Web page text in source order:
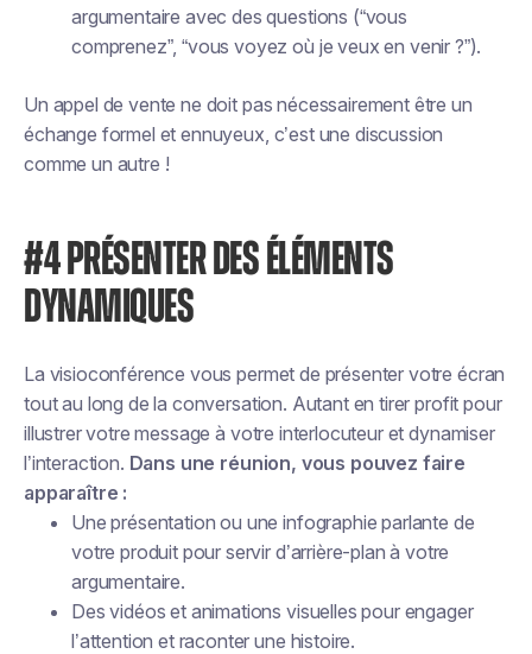
argumentaire avec des questions (“vous
comprenez”, “vous voyez où je veux en venir ?”).
Un appel de vente ne doit pas nécessairement être un
échange formel et ennuyeux, c’est une discussion
comme un autre !
#4 PRÉSENTER DES ÉLÉMENTS
DYNAMIQUES
La visioconférence vous permet de présenter votre écran
tout au long de la conversation. Autant en tirer profit pour
illustrer votre message à votre interlocuteur et dynamiser
l’interaction. Dans une réunion, vous pouvez faire
apparaître :
Une présentation ou une infographie parlante de
votre produit pour servir d’arrière-plan à votre
argumentaire.
Des vidéos et animations visuelles pour engager
l’attention et raconter une histoire.